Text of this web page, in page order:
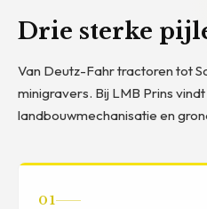
Drie sterke
Van Deutz-Fahr tractoren tot
minigravers. Bij LMB Prins
landbouwmechanisatie en
01